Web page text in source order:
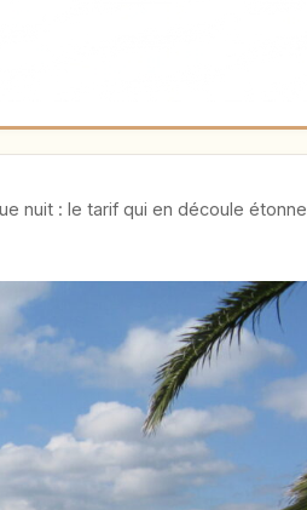
nuit : le tarif qui en découle étonne